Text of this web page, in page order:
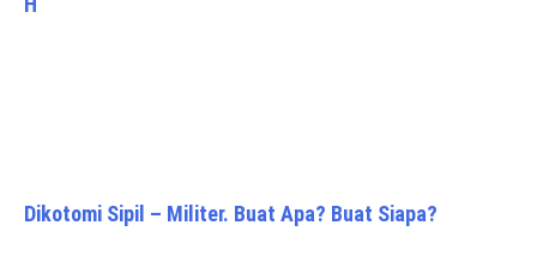
Dikotomi Sipil – Militer. Buat Apa? Buat Siapa?